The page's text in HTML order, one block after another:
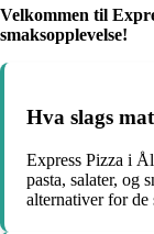
Velkommen til
smaksopplevelse!
Hva slags
Express Pizza i
pasta, salater, og
alternativer for de